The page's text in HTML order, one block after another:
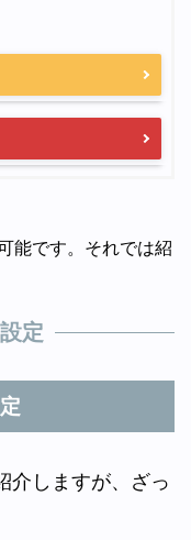
能です。それでは紹
定
介しますが、ざっ